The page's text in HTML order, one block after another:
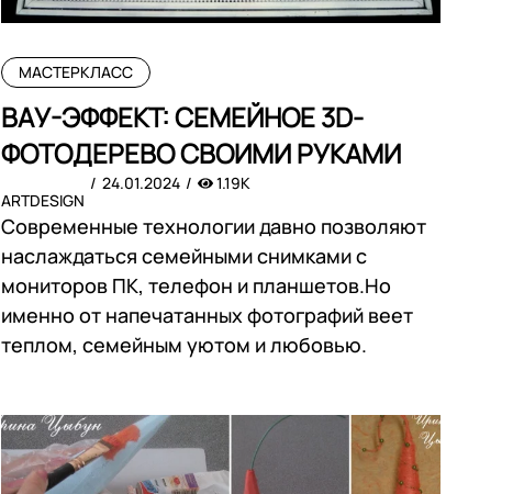
МАСТЕРКЛАСС
ВАУ-ЭФФЕКТ: СЕМЕЙНОЕ 3D-
ФОТОДЕРЕВО СВОИМИ РУКАМИ
ARTDESIGN
24.01.2024 1.19K
Современные технологии давно позволяют
наслаждаться семейными снимками с
мониторов ПК, телефон и планшетов.Но
именно от напечатанных фотографий веет
теплом, семейным уютом и любовью.